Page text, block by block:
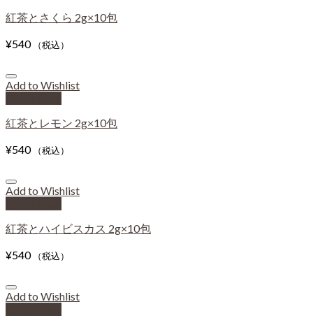
紅茶とさくら 2g×10包
¥540 （税込）
Add to Wishlist
紅茶とレモン 2g×10包
¥540 （税込）
Add to Wishlist
紅茶とハイビスカス 2g×10包
¥540 （税込）
Add to Wishlist